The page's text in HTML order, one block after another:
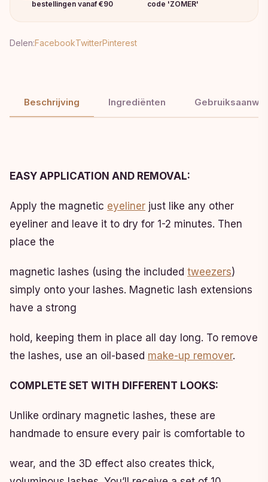
bestellingen vanaf €90
code 'ZOMER'
Delen:FacebookTwitterPinterest
Beschrijving Ingrediënten
EASY APPLICATION AND REMOVAL:
Apply the magnetic eyeliner just like any other
eyeliner and leave it to dry for 1-2 minutes. Then
place the
magnetic lashes (using the included tweezers)
simply onto your lashes. Magnetic lash extensions
have a strong
hold, keeping them in place all day long. To remove
the lashes, use an oil-based make-up remover.
COMPLETE SET WITH DIFFERENT LOOKS:
Unlike ordinary magnetic lashes, these are
handmade to ensure every pair is comfortable to
wear, and the 3D effect also creates thick,